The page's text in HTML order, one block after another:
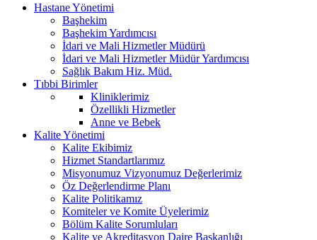
Hastane Yönetimi
Başhekim
Başhekim Yardımcısı
İdari ve Mali Hizmetler Müdürü
İdari ve Mali Hizmetler Müdür Yardımcısı
Sağlık Bakım Hiz. Müd.
Tıbbi Birimler
Kliniklerimiz
Özellikli Hizmetler
Anne ve Bebek
Kalite Yönetimi
Kalite Ekibimiz
Hizmet Standartlarımız
Misyonumuz Vizyonumuz Değerlerimiz
Öz Değerlendirme Planı
Kalite Politikamız
Komiteler ve Komite Üyelerimiz
Bölüm Kalite Sorumluları
Kalite ve Akreditasyon Daire Başkanlığı